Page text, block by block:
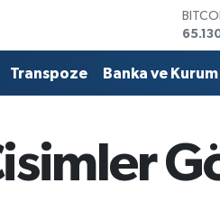
EURO
Transpoze Banka ve